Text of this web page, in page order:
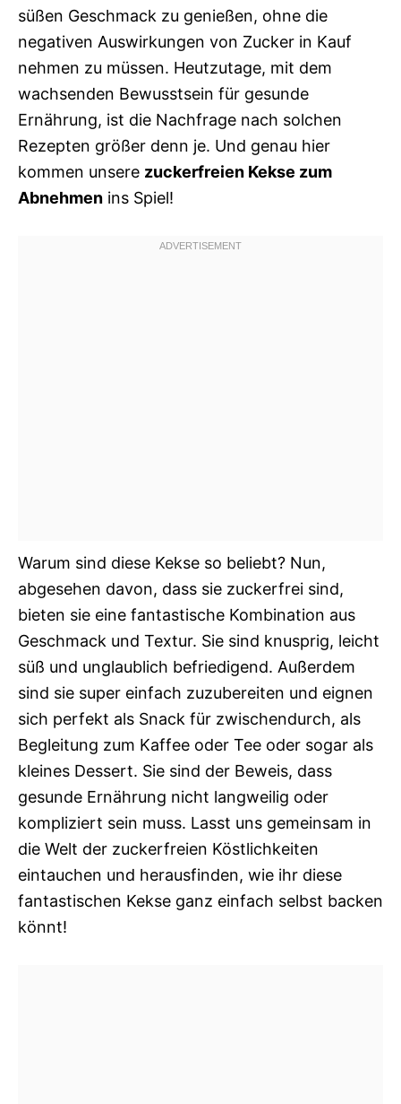
süßen Geschmack zu genießen, ohne die
negativen Auswirkungen von Zucker in Kauf
nehmen zu müssen. Heutzutage, mit dem
wachsenden Bewusstsein für gesunde
Ernährung, ist die Nachfrage nach solchen
Rezepten größer denn je. Und genau hier
kommen unsere zuckerfreien Kekse zum
Abnehmen ins Spiel!
Warum sind diese Kekse so beliebt? Nun,
abgesehen davon, dass sie zuckerfrei sind,
bieten sie eine fantastische Kombination aus
Geschmack und Textur. Sie sind knusprig, leicht
süß und unglaublich befriedigend. Außerdem
sind sie super einfach zuzubereiten und eignen
sich perfekt als Snack für zwischendurch, als
Begleitung zum Kaffee oder Tee oder sogar als
kleines Dessert. Sie sind der Beweis, dass
gesunde Ernährung nicht langweilig oder
kompliziert sein muss. Lasst uns gemeinsam in
die Welt der zuckerfreien Köstlichkeiten
eintauchen und herausfinden, wie ihr diese
fantastischen Kekse ganz einfach selbst backen
könnt!